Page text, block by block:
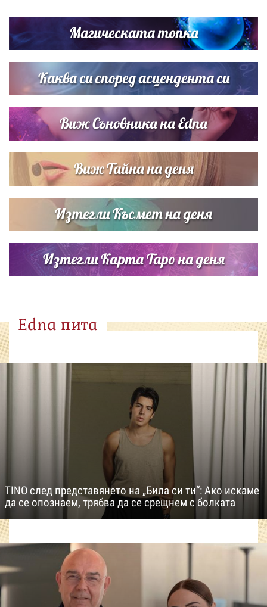
Братя Аргирови я изненадаха с песен
„Тук сме най-щастливи“: Радина Кърджилова и Пламен
Димов издадоха своето любимо място
Магическата топка
Каква си според асцендента си
Виж Съновника на Edna
Виж Тайна на деня
Изтегли Късмет на деня
Изтегли Карта Таро на деня
Edna пита
TINO след представянето на „Била си ти“: Ако искаме
да се опознаем, трябва да се срещнем с болката